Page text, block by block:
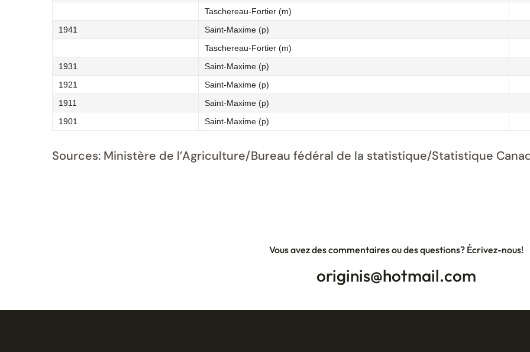
Taschereau-Fortier (m)
1941
Saint-Maxime (p)
Taschereau-Fortier (m)
1931
Saint-Maxime (p)
1921
Saint-Maxime (p)
1911
Saint-Maxime (p)
1901
Saint-Maxime (p)
Sources: Ministère de l’Agriculture/Bureau fédéral de la statistique/Statistique
Vous avez des commentaires ou des questions? Écrivez-nous!
originis@hotmail.com